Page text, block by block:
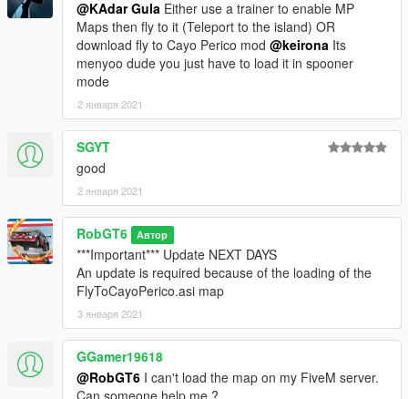
@KAdar Gula Either use a trainer to enable MP
Maps then fly to it (Teleport to the island) OR
download fly to Cayo Perico mod @keirona Its
menyoo dude you just have to load it in spooner
mode
2 января 2021
SGYT
good
2 января 2021
RobGT6 Автор
***Important*** Update NEXT DAYS
An update is required because of the loading of the
FlyToCayoPerico.asi map
3 января 2021
GGamer19618
@RobGT6 I can't load the map on my FiveM server.